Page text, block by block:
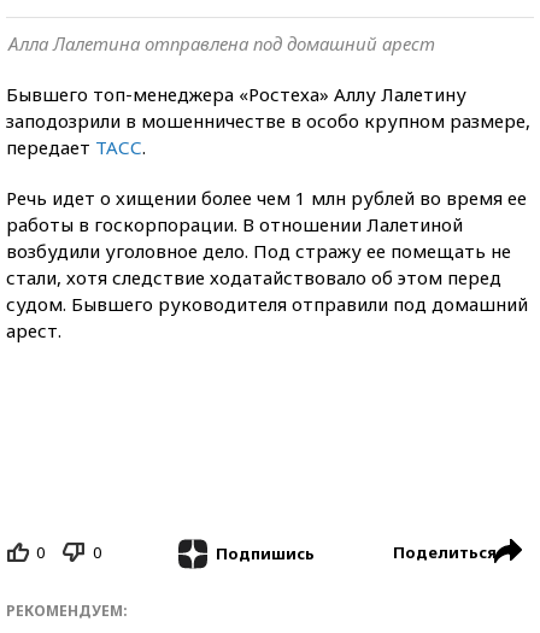
Алла Лалетина отправлена под домашний арест
Бывшего топ-менеджера «Ростеха» Аллу Лалетину
заподозрили в мошенничестве в особо крупном размере,
передает ТАСС.
Речь идет о хищении более чем 1 млн рублей во время ее
работы в госкорпорации. В отношении Лалетиной
возбудили уголовное дело. Под стражу ее помещать не
стали, хотя следствие ходатайствовало об этом перед
судом. Бывшего руководителя отправили под домашний
арест.
0 0 Подпишись Поделиться
РЕКОМЕНДУЕМ: